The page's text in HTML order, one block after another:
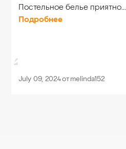
Постельное белье приятное.
Завтраки отличные,
на такси...
Подробнее
July 09, 2024отmelinda152